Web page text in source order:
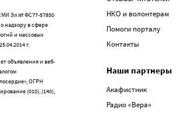
Эл № ФС77-57850
надзору в сфере
и массовых
г.
объявления и веб-
ОГРН
(010), (140),
НКО и волонтерам
Помоги порталу
Контакты
Наши партнеры
Акафистник
Радио «Вера»